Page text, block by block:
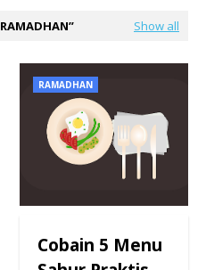
RAMADHAN Show all
RAMADHAN
Cobain 5 Menu